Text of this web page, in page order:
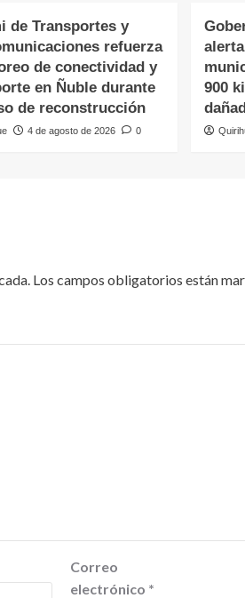
de Transportes y
refuerza
de conectividad y
en Ñuble durante
de reconstrucción
4 de agosto de 2026 0
900
Los campos obligatorios están
Correo
electrónico *